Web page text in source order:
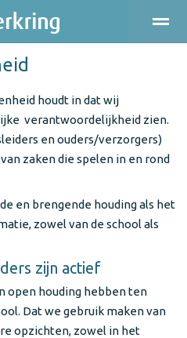
Agenda Locatie
houdt in dat wij
verantwoordelijkheid zien.
en ouders/verzorgers)
zaken die spelen in en rond
en brengende houding als het
zowel van de school als
zijn actief
open houding hebben ten
Dat we gebruik maken van
opzichten, zowel in het